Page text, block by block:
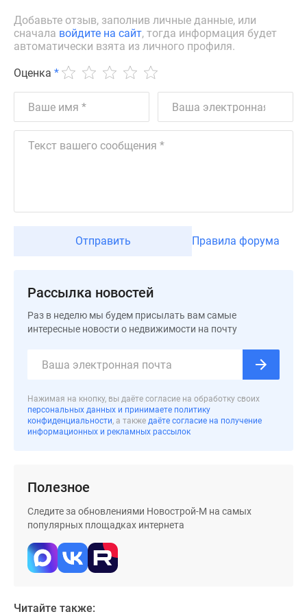
Дзен
Машино-
места
Апартаменты
#траншевая
#рассрочка
ИТ-
ипотека
Субсидированная
застройщиком
Rutube
Москве
Программа
реновации
премиум-
класса
Новостройки
бизнес-
класса
Рассрочка
ипотека
Добавьте отзыв, заполнив личные данные, или
сначала войдите на сайт, тогда информация будет
автоматически взята из личного профиля.
Оценка *
Отправить Правила форума
Рассылка новостей
Раз в неделю мы будем присылать вам самые
интересные новости о недвижимости на почту
Нажимая на кнопку, вы даёте согласие на обработку своих
персональных данных и принимаете политику
конфиденциальности, а также даёте согласие на получение
информационных и рекламных рассылок
Полезное
Следите за обновлениями Новострой-М на самых
популярных площадках интернета
Читайте также: